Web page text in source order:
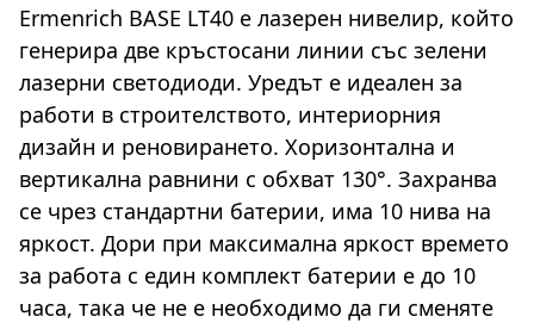
Ermenrich BASE LT40 е лазерен нивелир, който
генерира две кръстосани линии със зелени
лазерни светодиоди. Уредът е идеален за
работи в строителството, интериорния
дизайн и реновирането. Хоризонтална и
вертикална равнини с обхват 130°. Захранва
се чрез стандартни батерии, има 10 нива на
яркост. Дори при максимална яркост времето
за работа с един комплект батерии е до 10
часа, така че не е необходимо да ги сменяте